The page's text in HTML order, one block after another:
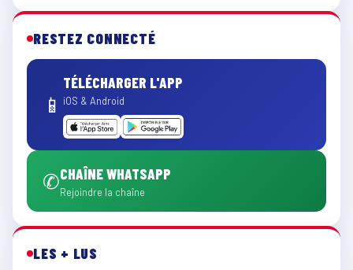
RESTEZ CONNECTÉ
📱
TÉLÉCHARGER L'APP
iOS & Android
✆CHAÎNE WHATSAPP
Rejoindre la chaîne
LES + LUS